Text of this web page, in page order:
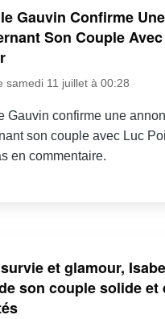
Gauvin Confirme
Son Couple
samedi 11 juillet à 00:28
Gauvin confirme une
son couple avec Luc
en commentaire.
et glamour,
son couple solide et